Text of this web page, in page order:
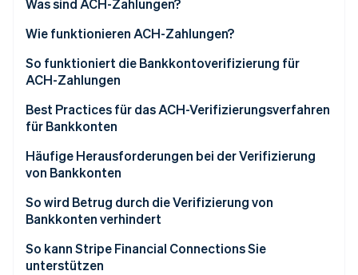
Betrugsprävention
Atlas
Start-up-Gründung
Climate
CO₂-Entnahme
Stripe-Sessions 2026
Jetzt ansehen
Ecosystem
Stripe App-Marktplatz
Was sind ACH-Zahlungen?
Wie funktionieren ACH-Zahlungen?
Einleitung von Transaktionen
Stapelverarbeitung
Verarbeitung
Zahlungsabwicklung
Benachrichtigung und Berichterstattung
So funktioniert die Bankkontoverifizierung für
ACH-Zahlungen
Erfassen von Kontoinformationen
Aktivieren eines verifizierten Kontos
Überwachen von Konten im Hinblick auf verdächtige
Aktivitäten
Best Practices für das ACH-Verifizierungsverfahren
für Bankkonten
Strenge Sicherheitsmaßnahmen implementieren
Regelmäßige Aktualisierung und Prüfung der
Informieren von Kundinnen und Kunden über die
Häufige Herausforderungen bei der Verifizierung
von Bankkonten
So wird Betrug durch die Verifizierung von
Bankkonten verhindert
So kann Stripe Financial Connections Sie
unterstützen